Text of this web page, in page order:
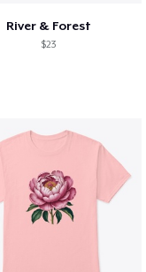
River & Forest
$23